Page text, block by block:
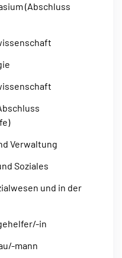
(Abschluss
Verwaltung
Soziales
und in der
in
mann